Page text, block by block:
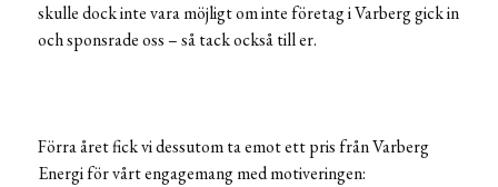
skulle dock inte vara möjligt om inte företag i Varberg gick in
och sponsrade oss – så tack också till er.
Förra året fick vi dessutom ta emot ett pris från Varberg
Energi för vårt engagemang med motiveringen: